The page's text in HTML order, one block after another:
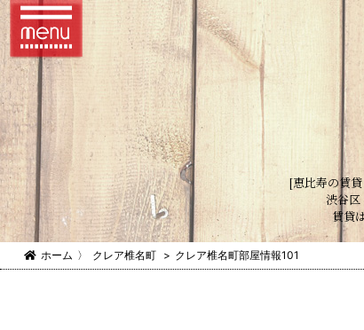
[恵比寿の賃
渋谷区
賃貸
ホーム 〉 クレア椎名町 > クレア椎名町部屋情報101